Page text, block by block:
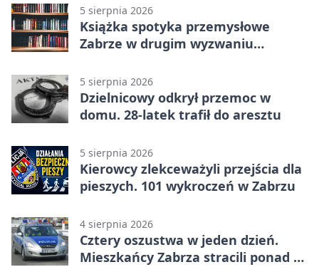
5 sierpnia 2026
Książka spotyka przemysłowe
Zabrze w drugim wyzwaniu
5 sierpnia 2026
Dzielnicowy odkrył przemoc w
domu. 28-latek trafił do aresztu
5 sierpnia 2026
Kierowcy zlekceważyli przejścia dla
pieszych. 101 wykroczeń w Zabrzu
4 sierpnia 2026
Cztery oszustwa w jeden dzień.
Mieszkańcy Zabrza stracili ponad 6